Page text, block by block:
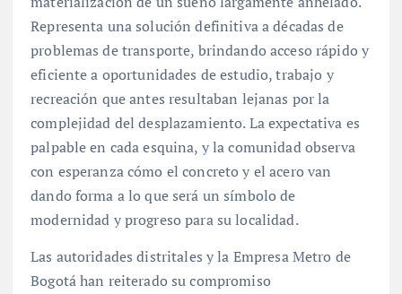
Representa una solución definitiva a décadas de
problemas de transporte, brindando acceso rápido y
eficiente a oportunidades de estudio, trabajo y
recreación que antes resultaban lejanas por la
complejidad del desplazamiento. La expectativa es
palpable en cada esquina, y la comunidad observa
con esperanza cómo el concreto y el acero van
dando forma a lo que será un símbolo de
modernidad y progreso para su localidad.
Las autoridades distritales y la Empresa Metro de
Bogotá han reiterado su compromiso